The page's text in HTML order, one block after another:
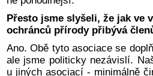
Přesto jsme slyšeli, že jak ve
ochránců přírody přibývá
Ano. Obě tyto asociace se
ale jsme politicky nezávislí.
u jiných asociací - minimálně